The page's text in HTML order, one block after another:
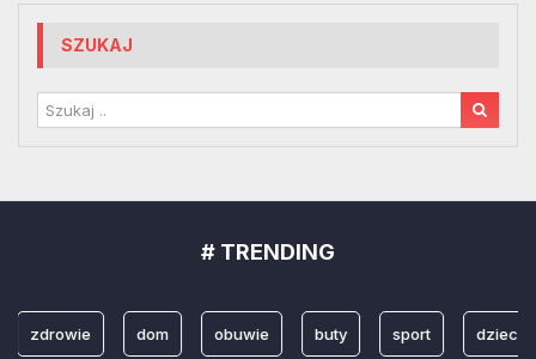
SZUKAJ
# TRENDING
zdrowie dom obuwie buty sport dzieci